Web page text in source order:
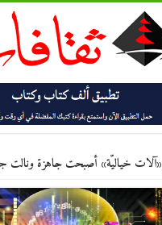
«آلات خياليّة» أصبحت جاهزة ونالت